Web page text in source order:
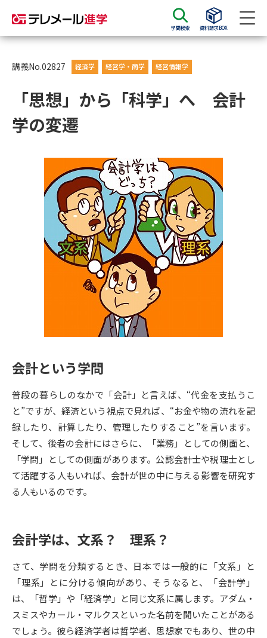
学問検索 資料請求BOX
資料請求 資料検索
大学・短大の資料種類から請求
総合型選抜・学校推薦型選抜 募
集要項＆願書
大学入学共通テスト利用選抜の
募集要項＆願書
大学・短大以外の資料から請求
専門学校の資料請求 大学院の資料請求
留学・進学関連、塾・予備校
大学入学共通テスト「受験案
内」の請求
大学入学共通テスト「受験上の
配慮案内」の請求
高等学校卒業程度認定試験
幼稚園教員資格認定試験
高等学校（情報）教員資格認定
試験
大学研究 大学検索
大学で学べる内容や特徴を調べる
集
データサイエンス特集 奨学金・特待生制度特集
デジタルパンフレット 進路の３択
新学年スタート号特集ページ
（高3生用）
新学年スタート号特集ページ
（高2生用）
講義No.02827 経済学 経営学・商学 経営情報学
「思想」から「科学」へ 会計
学の変遷
会計という学問
普段の暮らしのなかで「会計」と言えば、“代金を支払うこ
と”ですが、経済という視点で見れば、“お金や物の流れを記
録したり、計算したり、管理したりすること”を言います。
そして、後者の会計にはさらに、「業務」としての側面と、
「学問」としての側面があります。公認会計士や税理士とし
て活躍する人もいれば、会計が世の中に与える影響を研究す
る人もいるのです。
会計学は、文系？ 理系？
さて、学問を分類するとき、日本では一般的に「文系」と
「理系」とに分ける傾向があり、そうなると、「会計学」
は、「哲学」や「経済学」と同じ文系に属します。アダム・
スミスやカール・マルクスといった名前を聞いたことがある
でしょう。彼ら経済学者は哲学者、思想家でもあり、世の中